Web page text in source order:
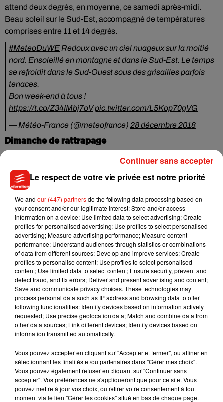
attend deux degrés, en moyenne, ce samedi après-midi.
Beau soleil sur le Sud-Est, accompagné de températures
comprises entre 11 et 14 degrés.
#MeteoDuWE Redoux avec un ciel nuageux sur la moitié
nord. Ensoleillé en montagne et dans le Sud-Est. Le temps
se refroidit dans le Sud-Ouest sous des grisailles parfois
tenaces.
Bon week-end à tous !
https://t.co/Z34IMbj7oVpic.twitter.com/L5Kop70gVG
— Météo-France (@meteofrance) 28 décembre 2018
Dimanche de rattrapage
Dimanche, dans la moitié Nord, pas beaucoup plus de soleil
que la veille. Cependant, les températures y seront plus
clémentes. En fin de week-end, l’après-midi, ce sont neuf
degrés et de la brume qui attendent l’Ile-de-France. La
Nouvelle-Aquitaineaura droit à un grand soleil et dix degrés
de moyenne. Quelques nuages viendront ternir le ciel en
Provence-Alpes-Côtes d’Azur, même si le soleil y
prédominera.
Musique
Julien Lieb s’essaye à la vie de chatelain
dans son nouveau clip
Madonna sort enfin le remix de « Love
Le respect de votre vie privée est notre priorité
We and our (447) partnersdo the following data processing based on
your consent and/or our legitimate interest: Store and/or access
information on a device; Use limited data to select advertising; Create
profiles for personalised advertising; Use profiles to select personalised
advertising; Measure advertising performance; Measure content
performance; Understand audiences through statistics or combinations
of data from different sources; Develop and improve services; Create
profiles to personalise content; Use profiles to select personalised
content; Use limited data to select content; Ensure security, prevent and
detect fraud, and fix errors; Deliver and present advertising and content;
Save and communicate privacy choices. These technologies may
process personal data such as IP address and browsing data to offer
following functionalities: Identify devices based on information actively
requested; Use precise geolocation data; Match and combine data from
other data sources; Link different devices; Identify devices based on
information transmitted automatically.
Vous pouvez accepter en cliquant sur "Accepter et fermer", ou affiner en
sélectionnant les finalités et/ou partenaires dans "Gérer mes choix".
Vous pouvez également refuser en cliquant sur "Continuer sans
accepter". Vos préférences ne s'appliqueront que pour ce site. Vous
pouvez mettre à jour vos choix, ou retirer votre consentement à tout
moment via le lien "Gérer les cookies" situé en bas de chaque page.
Continuer sans accepter